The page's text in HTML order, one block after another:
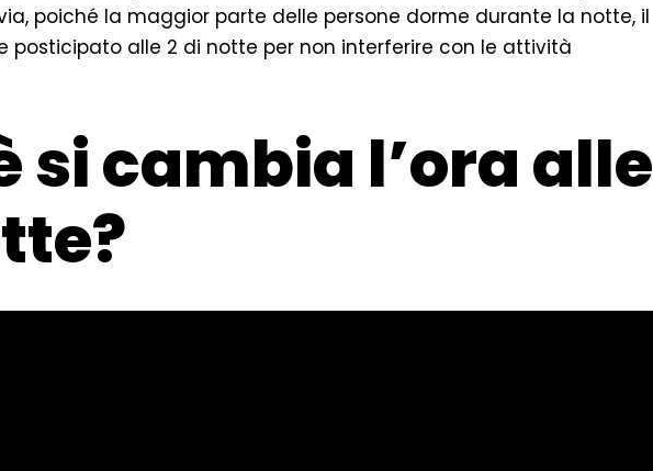
poiché la maggior parte delle persone dorme durante la notte, il
posticipato alle 2 di notte per non interferire con le attività
si cambia l’ora alle